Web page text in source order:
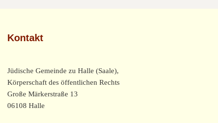
Kontakt
Jüdische Gemeinde zu Halle (Saale),
Körperschaft des öffentlichen Rechts
Große Märkerstraße 13
06108 Halle